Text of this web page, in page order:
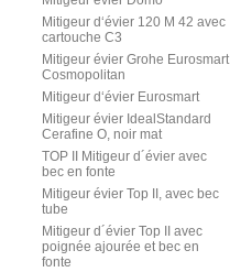
Mitigeur d‘évier 120 M 42 avec
cartouche C3
Mitigeur évier Grohe Eurosmart
Cosmopolitan
Mitigeur d‘évier Eurosmart
Mitigeur évier IdealStandard
Cerafine O, noir mat
TOP II Mitigeur d´évier avec
bec en fonte
Mitigeur évier Top II, avec bec
tube
Mitigeur d´évier Top II avec
poignée ajourée et bec en
fonte